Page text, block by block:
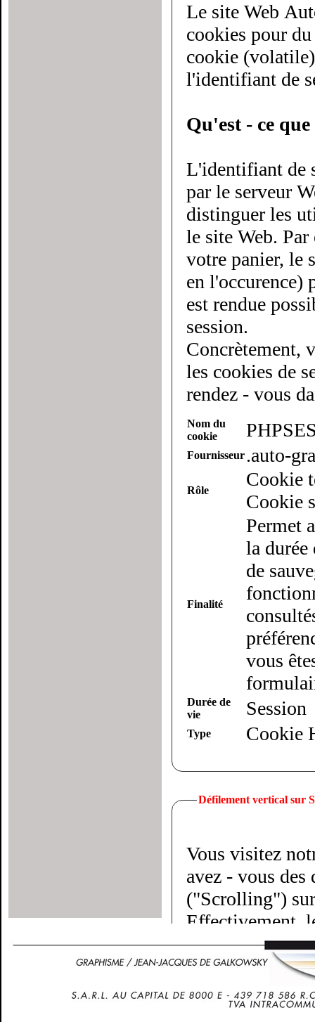
Le site Web
cookies pour du
cookie
l'identifiant de
Qu'est - ce
L'identifiant de
par le serveur Web à chaque utilisateur du site.
distinguer les
le site Web.
votre panier, le serveur doit savoir
en l'occurence)
est rendue
session.
Concrètement,
les cookies de
rendez - vous
Nom du
cookie
Fournisseur.auto-
Rôle
Cookie
Cookie
Finalité
Permet
la durée
de
vous
Durée de
vie
Session
Type Cookie
Défilement vertical sur
Vous visitez
avez - vous
("Scrolling")
Effectivement,
doigts